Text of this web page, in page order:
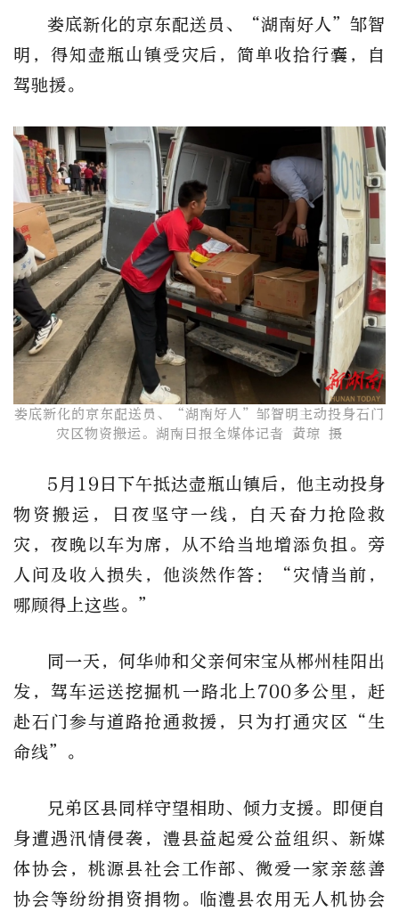
娄底新化的京东配送员、“湖南好人”邹智
明，得知壶瓶山镇受灾后，简单收拾行囊，自
驾驰援。
娄底新化的京东配送员、“湖南好人”邹智明​主动投身石门
灾区物资搬运。湖南日报全媒体记者 黄琼 摄
5月19日下午抵达壶瓶山镇后，他主动投身
物资搬运，日夜坚守一线，白天奋力抢险救
灾，夜晚以车为席，从不给当地增添负担。旁
人问及收入损失，他淡然作答：“灾情当前，
哪顾得上这些。”
同一天，何华帅和父亲何宋宝从郴州桂阳出
发，驾车运送挖掘机一路北上700多公里，赶
赴石门参与道路抢通救援，只为打通灾区“生
命线”。
兄弟区县同样守望相助、倾力支援。即便自
身遭遇汛情侵袭，澧县益起爱公益组织、新媒
体协会，桃源县社会工作部、微爱一家亲慈善
协会等纷纷捐资捐物。临澧县农用无人机协会